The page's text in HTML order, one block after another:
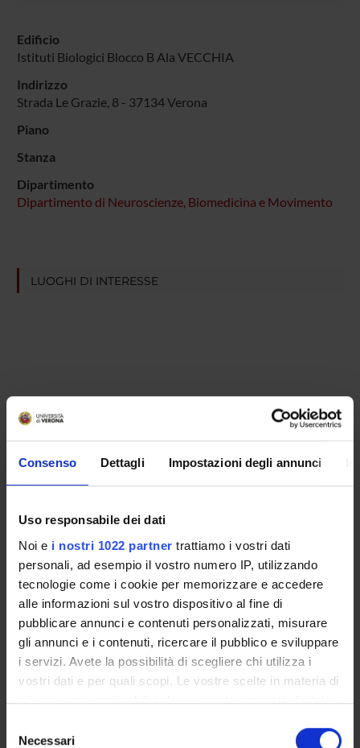
Consenso Dettagli Impostazioni degli annunci
Uso responsabile dei dati
Noi e i nostri 1022 partner trattiamo i vostri dati
personali, ad esempio il vostro numero IP, utilizzando
tecnologie come i cookie per memorizzare e accedere
alle informazioni sul vostro dispositivo al fine di
pubblicare annunci e contenuti personalizzati, misurare
gli annunci e i contenuti, ricercare il pubblico e sviluppare
i servizi. Avete la possibilità di scegliere chi utilizza i
vostri dati e per quali scopi. Le vostre scelte in materia di
privacy sono applicabili solo su questa proprietà digitale
modificare o revocare il proprio consenso in qualsiasi
delNecessari
Edificio
Istituti Biologici Blocco B Ala VECCHIA
Indirizzo
Strada Le Grazie, 8 - 37134 Verona
Piano
Stanza
Dipartimento
Dipartimento di Neuroscienze, Biomedicina e Movimento
LUOGHI DI INTERESSE
ORGANIZZAZIONE
GOVERNANCE